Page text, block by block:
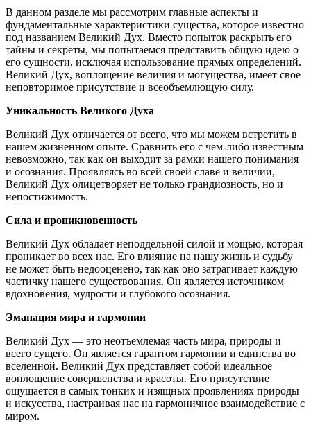
В данном разделе мы рассмотрим главные аспекты и
фундаментальные характеристики существа, которое известно
под названием Великий Дух. Вместо попыток раскрыть его
тайны и секреты, мы попытаемся представить общую идею о
его сущности, исключая использование прямых определений.
Великий Дух, воплощение величия и могущества, имеет свое
неповторимое присутствие и всеобъемлющую силу.
Уникальность Великого Духа
Великий Дух отличается от всего, что мы можем встретить в
нашем жизненном опыте. Сравнить его с чем-либо известным
невозможно, так как он выходит за рамки нашего понимания
и осознания. Проявляясь во всей своей славе и величии,
Великий Дух олицетворяет не только грандиозность, но и
непостижимость.
Сила и проникновенность
Великий Дух обладает неподдельной силой и мощью, которая
проникает во всех нас. Его влияние на нашу жизнь и судьбу
не может быть недооценено, так как оно затрагивает каждую
частичку нашего существования. Он является источником
вдохновения, мудрости и глубокого осознания.
Эманация мира и гармонии
Великий Дух — это неотъемлемая часть мира, природы и
всего сущего. Он является гарантом гармонии и единства во
вселенной. Великий Дух представляет собой идеальное
воплощение совершенства и красоты. Его присутствие
ощущается в самых тонких и изящных проявлениях природы
и искусства, настраивая нас на гармоничное взаимодействие с
миром.